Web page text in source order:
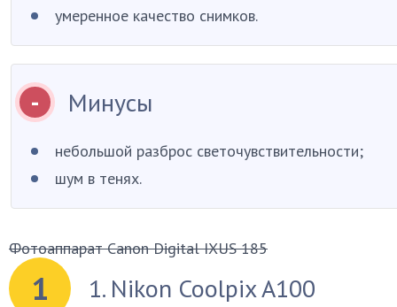
умеренное качество снимков.
Минусы
небольшой разброс светочувствительности;
шум в тенях.
Фотоаппарат Canon Digital IXUS 185
1 1. Nikon Coolpix A100